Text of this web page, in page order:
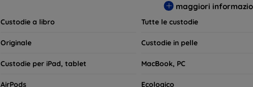
maggiori
Custodie a libro Tutte le custodie
Originale Custodie in pelle
Custodie per iPad, tablet MacBook, PC
AirPods Ecologico